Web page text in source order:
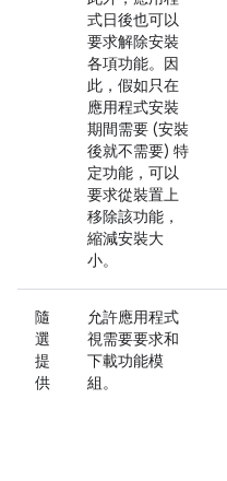
式日後也可以
要求解除安裝
各項功能。因
此，假如只在
應用程式安裝
期間需要 (安裝
後就不需要) 特
定功能，可以
要求從裝置上
移除該功能，
縮減安裝大
小。
隨
選
提
供
允許應用程式
視需要要求和
下載功能模
組。